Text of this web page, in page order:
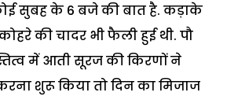
सुबह के 6 बजे की बात है. कड़ाके
की चादर भी फैली हुई थी. पौ
में आती सूरज की किरणों ने
शुरू किया तो दिन का मिजाज